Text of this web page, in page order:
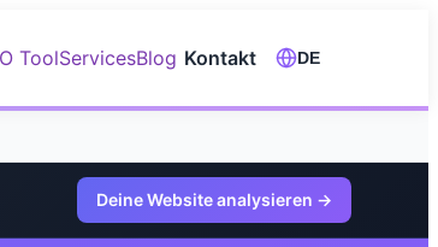
ToolServicesBlog Kontakt DE
Deine Website analysieren →